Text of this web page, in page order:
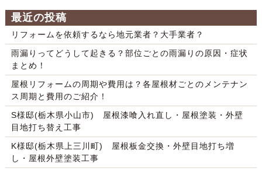
最近の投稿
リフォームを依頼するなら地元業者？大手業者？
雨漏りってどうして起きる？部位ごとの雨漏りの原因・症状
まとめ！
屋根リフォームの周期や費用は？各屋根材ごとのメンテナン
ス周期と費用のご紹介！
S様邸(栃木県小山市) 屋根漆喰入れ直し・屋根塗装・外壁
目地打ち替え工事
K様邸(栃木県上三川町) 屋根板金交換・外壁目地打ち増
し・屋根外壁塗装工事